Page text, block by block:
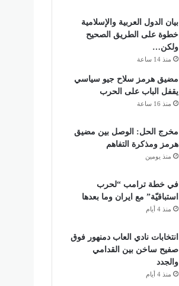
بيان الدول العربية والإسلامية
خطوة على الطريق الصحيح
ولكن…
منذ 14 ساعة
مضيق هرمز سلاح جيو سياسي
يقفل الباب على الحرب
منذ 16 ساعة
مخرج الحل: الوصل بين مضيق
هرمز ومذكرة التفاهم
منذ يومين
في خطة ترامب “لحرب
استباقيّة” مع ايران وما بعدها
منذ 4 أيام
انتخابات نادي العاب دمنهور فوق
صفيح ساخن بين القدامي
والجدد
منذ 4 أيام